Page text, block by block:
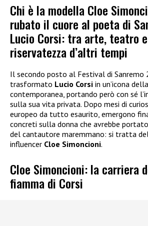
Chi è la modella Cloe
rubato il cuore al poeta di
Lucio Corsi: tra arte, teatro
riservatezza d’altri tempi
Il secondo posto al Festival di Sanremo
trasformato Lucio Corsi in un’icona
contemporanea, portando però con sé
sulla sua vita privata. Dopo mesi di
europeo da tutto esaurito, emergono
concreti sulla donna che avrebbe
del cantautore maremmano: si tratta
influencer Cloe Simoncioni.
Cloe Simoncioni: la carriera
fiamma di Corsi